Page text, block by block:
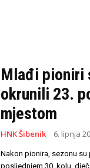
Mlađi pioniri
okrunili 23.
mjestom
HNK Šibenik 6. lipnja
Nakon pionira, sezonu
posljednjem 30. kolu,